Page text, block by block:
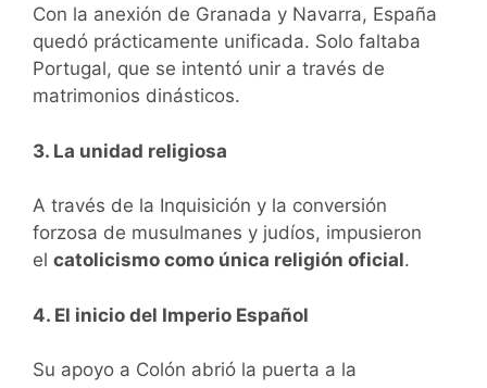
Con la anexión de Granada y Navarra, España
quedó prácticamente unificada. Solo faltaba
Portugal, que se intentó unir a través de
matrimonios dinásticos.
3. La unidad religiosa
A través de la Inquisición y la conversión
forzosa de musulmanes y judíos, impusieron
el catolicismo como única religión oficial.
4. El inicio del Imperio Español
Su apoyo a Colón abrió la puerta a la